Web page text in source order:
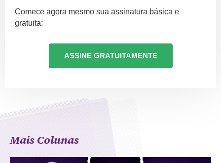
Comece agora mesmo sua assinatura básica e
gratuita:
ASSINE GRATUITAMENTE
Mais Colunas